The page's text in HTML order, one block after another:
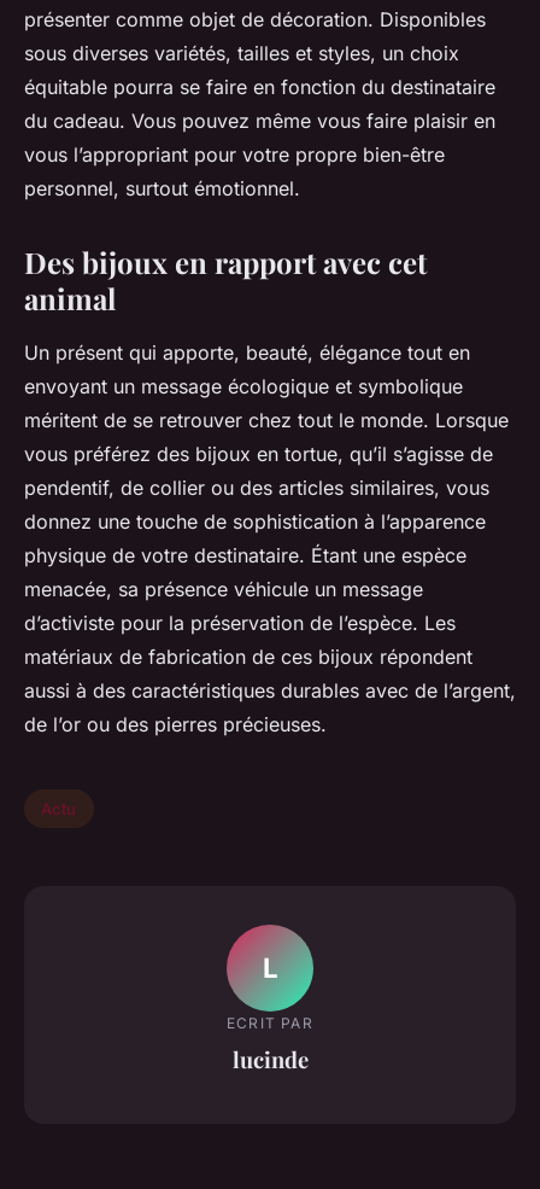
présenter comme objet de décoration. Disponibles
sous diverses variétés, tailles et styles, un choix
équitable pourra se faire en fonction du destinataire
du cadeau. Vous pouvez même vous faire plaisir en
vous l’appropriant pour votre propre bien-être
personnel, surtout émotionnel.
Des bijoux en rapport avec cet
animal
Un présent qui apporte, beauté, élégance tout en
envoyant un message écologique et symbolique
méritent de se retrouver chez tout le monde. Lorsque
vous préférez des bijoux en tortue, qu’il s’agisse de
pendentif, de collier ou des articles similaires, vous
donnez une touche de sophistication à l’apparence
physique de votre destinataire. Étant une espèce
menacée, sa présence véhicule un message
d’activiste pour la préservation de l’espèce. Les
matériaux de fabrication de ces bijoux répondent
aussi à des caractéristiques durables avec de l’argent,
de l’or ou des pierres précieuses.
Actu
L
ECRIT PAR
lucinde